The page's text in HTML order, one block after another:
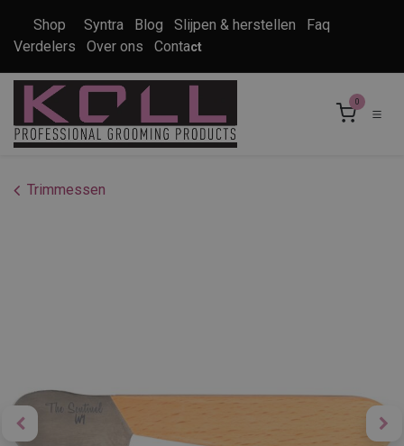
Shop Syntra Blog Slijpen & herstellen
Faq
Verdelers
Over ons Contact
0
Trimmessen